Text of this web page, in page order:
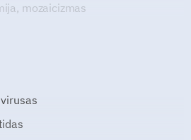
mozaicizmas